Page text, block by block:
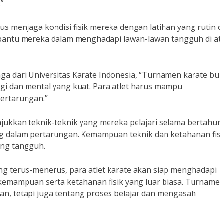
menjaga kondisi fisik mereka dengan latihan yang rutin
mereka dalam menghadapi lawan-lawan tangguh di
dari Universitas Karate Indonesia, “Turnamen karate
dan mental yang kuat. Para atlet harus mampu
teknik-teknik yang mereka pelajari selama
dalam pertarungan. Kemampuan teknik dan ketahanan
tangguh.
terus-menerus, para atlet karate akan siap menghadapi
serta ketahanan fisik yang luar biasa.
tetapi juga tentang proses belajar dan mengasah